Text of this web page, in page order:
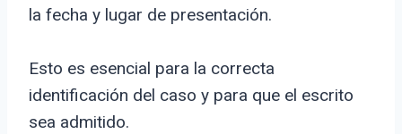
la fecha y lugar de presentación.
Esto es esencial para la correcta
identificación del caso y para que el escrito
sea admitido.